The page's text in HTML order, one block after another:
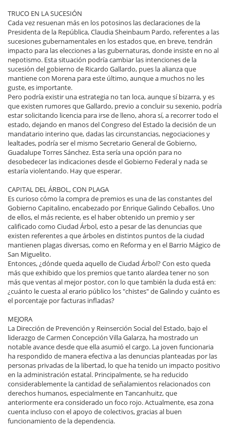
TRUCO EN LA SUCESIÓN
Cada vez resuenan más en los potosinos las declaraciones de la
Presidenta de la República, Claudia Sheinbaum Pardo, referentes a las
sucesiones gubernamentales en los estados que, en breve, tendrán
impacto para las elecciones a las gubernaturas, donde insiste en no al
nepotismo. Esta situación podría cambiar las intenciones de la
sucesión del gobierno de Ricardo Gallardo, pues la alianza que
mantiene con Morena para este último, aunque a muchos no les
guste, es importante.
Pero podría existir una estrategia no tan loca, aunque sí bizarra, y es
que existen rumores que Gallardo, previo a concluir su sexenio, podría
estar solicitando licencia para irse de lleno, ahora sí, a recorrer todo el
estado, dejando en manos del Congreso del Estado la decisión de un
mandatario interino que, dadas las circunstancias, negociaciones y
lealtades, podría ser el mismo Secretario General de Gobierno,
Guadalupe Torres Sánchez. Esta sería una opción para no
desobedecer las indicaciones desde el Gobierno Federal y nada se
estaría violentando. Hay que esperar.
CAPITAL DEL ÁRBOL, CON PLAGA
Es curioso cómo la compra de premios es una de las constantes del
Gobierno Capitalino, encabezado por Enrique Galindo Ceballos. Uno
de ellos, el más reciente, es el haber obtenido un premio y ser
calificado como Ciudad Árbol, esto a pesar de las denuncias que
existen referentes a que árboles en distintos puntos de la ciudad
mantienen plagas diversas, como en Reforma y en el Barrio Mágico de
San Miguelito.
Entonces, ¿dónde queda aquello de Ciudad Árbol? Con esto queda
más que exhibido que los premios que tanto alardea tener no son
más que ventas al mejor postor, con lo que también la duda está en:
¿cuánto le cuesta al erario público los "chistes" de Galindo y cuánto es
el porcentaje por facturas infladas?
MEJORA
La Dirección de Prevención y Reinserción Social del Estado, bajo el
liderazgo de Carmen Concepción Villa Galarza, ha mostrado un
notable avance desde que ella asumió el cargo. La joven funcionaria
ha respondido de manera efectiva a las denuncias planteadas por las
personas privadas de la libertad, lo que ha tenido un impacto positivo
en la administración estatal. Principalmente, se ha reducido
considerablemente la cantidad de señalamientos relacionados con
derechos humanos, especialmente en Tancanhuitz, que
anteriormente era considerado un foco rojo. Actualmente, esa zona
cuenta incluso con el apoyo de colectivos, gracias al buen
funcionamiento de la dependencia.